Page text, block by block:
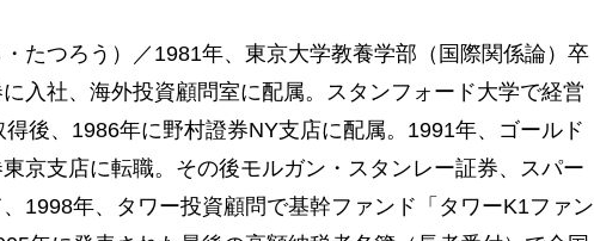
たつろう）／1981年、東京大学教養学部（国際関係論）卒
入社、海外投資顧問室に配属。スタンフォード大学で経営
後、1986年に野村證券NY支店に配属。1991年、ゴールド
京支店に転職。その後モルガン・スタンレー証券、スパー
1998年、タワー投資顧問で基幹ファンド「タワーK1ファン